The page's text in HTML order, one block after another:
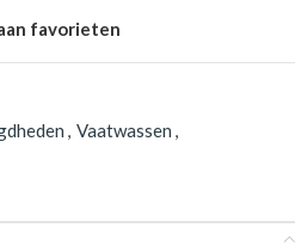
favorieten
, Vaatwassen ,